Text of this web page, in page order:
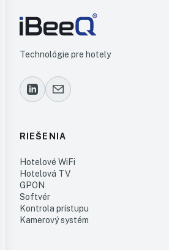
Technológie pre hotely
RIEŠENIA
Hotelové WiFi
Hotelová TV
GPON
Softvér
Kontrola prístupu
Kamerový systém